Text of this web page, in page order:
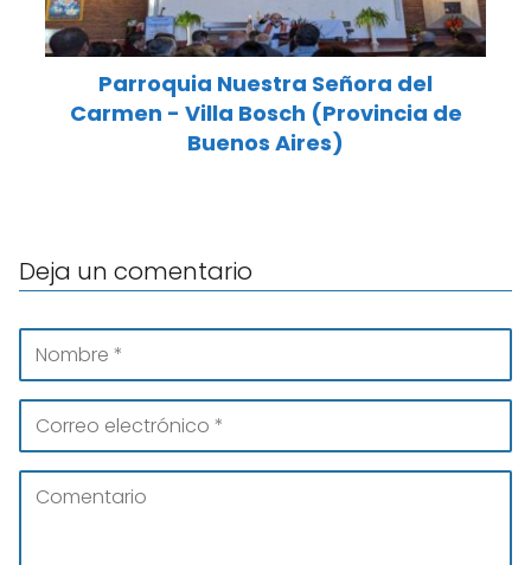
Parroquia Nuestra Señora del
Carmen - Villa Bosch (Provincia de
Buenos Aires)
Deja un comentario